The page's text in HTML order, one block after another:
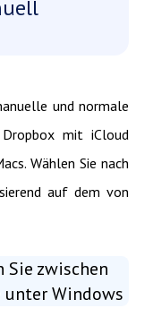
und normale
mit iCloud
Wählen Sie nach
auf dem von
Sie zwischen
unter Windows